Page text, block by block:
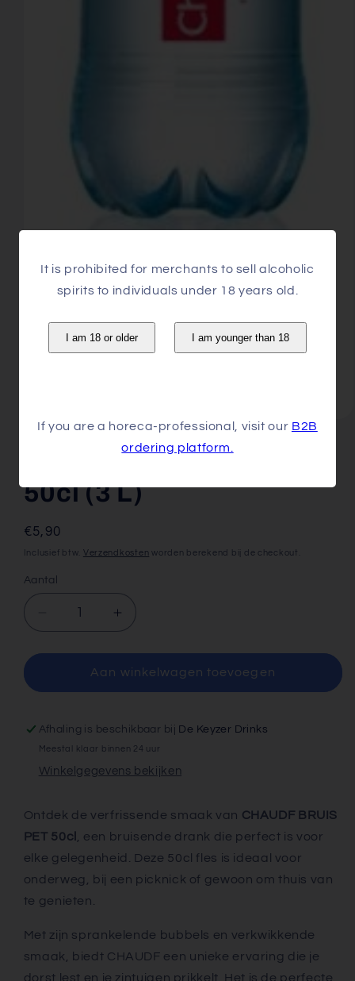
Media
CHAUDF BRUIS PET
50cl (3 L)
Normale
prijs
€5,90
Inclusief btw. Verzendkosten worden berekend bij de checkout.
Aantal
Aantal
verlagen
voor
CHAUDF
BRUIS
50cl
Aantal
verhogen
voor
CHAUDF
BRUIS
50cl
Aan winkelwagen toevoegen
Afhaling is beschikbaar bij De Keyzer Drinks
Meestal klaar binnen 24 uur
Winkelgegevens bekijken
Ontdek de verfrissende smaak van CHAUDF BRUIS
PET 50cl
, een bruisende drank die perfect is voor
elke gelegenheid. Deze 50cl fles is ideaal voor
onderweg, bij een picknick of gewoon om thuis van
te genieten.
Met zijn sprankelende bubbels en verkwikkende
smaak, biedt CHAUDF een unieke ervaring die je
dorst lest en je zintuigen prikkelt. Het is de perfecte
It is prohibited for merchants to sell alcoholic
spirits to individuals under 18 years old.
I am 18 or older I am younger than 18
If you are a horeca-professional, visit our B2B
ordering platform.